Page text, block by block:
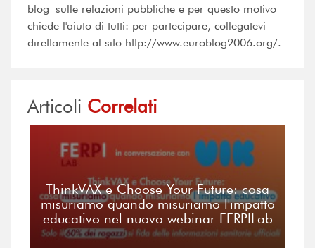
blog sulle relazioni pubbliche e per questo motivo
chiede l'aiuto di tutti: per partecipare, collegatevi
direttamente al sito http://www.euroblog2006.org/.
Articoli Correlati
ThinkVAX e Choose Your Future: cosa
misuriamo quando misuriamo l'impatto
educativo nel nuovo webinar FERPILab